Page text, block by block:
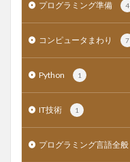
プログラミング準備 4
コンピュータまわり 7
Python 1
IT技術 1
プログラミング言語全般